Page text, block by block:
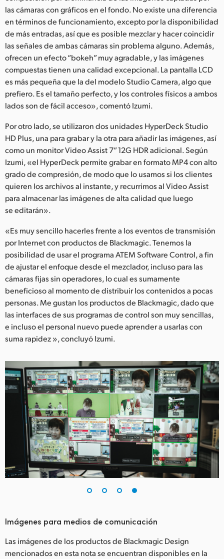
las cámaras con gráficos en el fondo. No existe una diferencia
en términos de funcionamiento, excepto por la disponibilidad
de más entradas, así que es posible mezclar y hacer coincidir
las señales de ambas cámaras sin problema alguno. Además,
ofrecen un efecto “bokeh” muy agradable, y las imágenes
compuestas tienen una calidad excepcional. La pantalla LCD
es más pequeña que la del modelo Studio Camera, algo que
prefiero. Es el tamaño perfecto, y los controles físicos a ambos
lados son de fácil acceso», comentó Izumi.
Por otro lado, se utilizaron dos unidades HyperDeck Studio
HD Plus, una para grabar y la otra para añadir las imágenes, así
como un monitor Video Assist 7” 12G HDR adicional. Según
Izumi, «el HyperDeck permite grabar en formato MP4 con alto
grado de compresión, de modo que lo usamos si los clientes
quieren los archivos al instante, y recurrimos al Video Assist
para almacenar las imágenes de alta calidad que luego
se editarán».
«Es muy sencillo hacerles frente a los eventos de transmisión
por Internet con productos de Blackmagic. Tenemos la
posibilidad de usar el programa ATEM Software Control, a fin
de ajustar el enfoque desde el mezclador, incluso para las
cámaras fijas sin operadores, lo cual es sumamente
beneficioso al momento de distribuir los contenidos a pocas
personas. Me gustan los productos de Blackmagic, dado que
las interfaces de sus programas de control son muy sencillas,
e incluso el personal nuevo puede aprender a usarlas con
suma rapidez », concluyó Izumi.
Imágenes para medios de comunicación
Las imágenes de los productos de Blackmagic Design
mencionados en esta nota se encuentran disponibles en la